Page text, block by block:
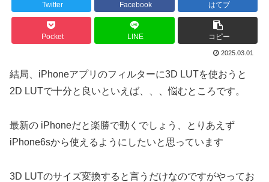
Twitter Facebook はてブ
Pocket LINE コピー
2025.03.01
結局、iPhoneアプリのフィルターに3D LUTを使おうと
2D LUTで十分と良いといえば、、、悩むところです。
最新の iPhoneだと楽勝で動くでしょう、とりあえず
iPhone6sから使えるようにしたいと思っています
3D LUTのサイズ変換すると言うだけなのですがやってお